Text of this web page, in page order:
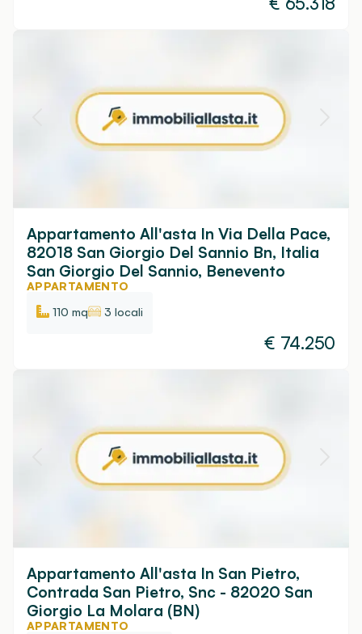
Appartamento All'asta In Via Della Pace,
82018 San Giorgio Del Sannio Bn, Italia
San Giorgio Del Sannio, Benevento
APPARTAMENTO
110 mq
3 locali
€ 74.250
Appartamento All'asta In San Pietro,
Contrada San Pietro, Snc - 82020 San
Giorgio La Molara (BN)
APPARTAMENTO